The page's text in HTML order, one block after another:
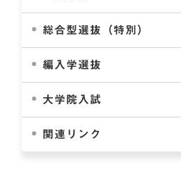
総合型選抜（特別）
編入学選抜
大学院入試
関連リンク